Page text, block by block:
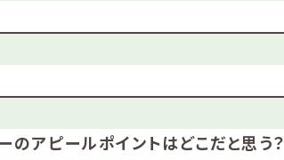
アピールポイントはどこだと思う？